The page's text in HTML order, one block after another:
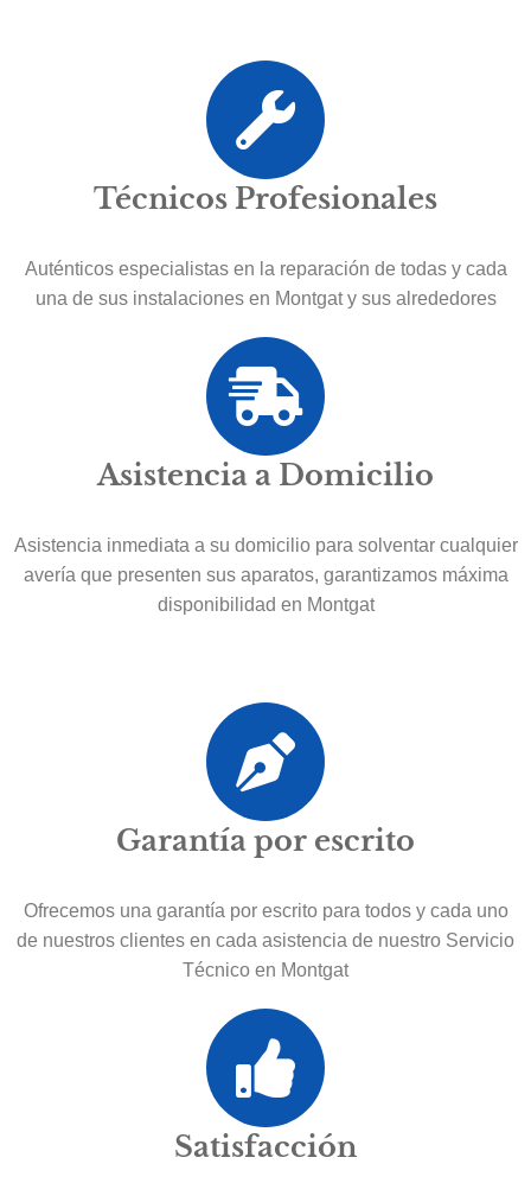
Técnicos Profesionales
Auténticos especialistas en la reparación de todas y cada
una de sus instalaciones en Montgat y sus alrededores
Asistencia a Domicilio
Asistencia inmediata a su domicilio para solventar cualquier
avería que presenten sus aparatos, garantizamos máxima
disponibilidad en Montgat
Garantía por escrito
Ofrecemos una garantía por escrito para todos y cada uno
de nuestros clientes en cada asistencia de nuestro Servicio
Técnico en Montgat
Satisfacción